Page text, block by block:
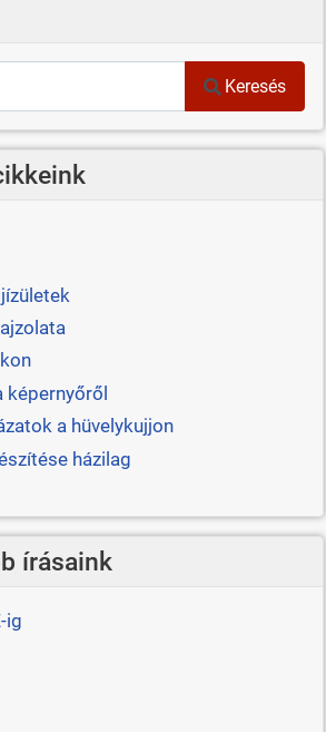
Keresés
képernyőről
a hüvelykujjon
házilag
írásaink
ig